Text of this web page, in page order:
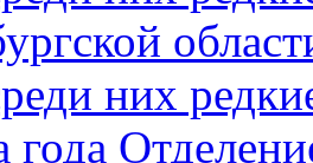
них
года